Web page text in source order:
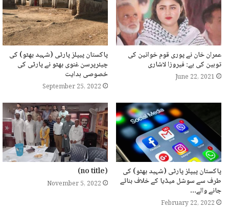
عمران خان نے پوری قوم خواتین کی
توہین کی ہے: فیروزا لاشاری
June 22, 2021
پاکستان پیپلز پارٹی (شہید بھٹو) کی
چیئرپرسن غنوی بھٹو نے پارٹی کی
خصوصی ہدایت
September 25, 2022
پاکستان پیپلز پارٹی (شہید بھٹو) کی
طرف سے سوشل میڈیا کے خلاف بنائے
جانے والے…
February 22, 2022
(no title)
November 5, 2022